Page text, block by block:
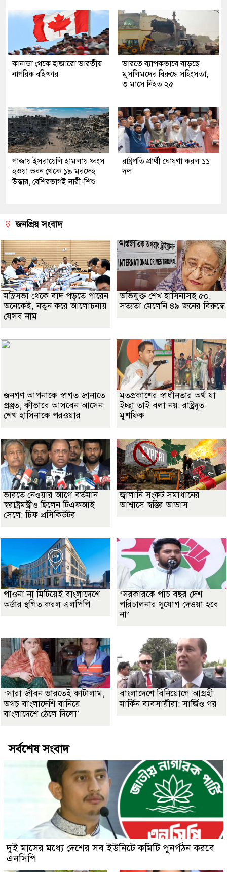
কানাডা থেকে হাজারো ভারতীয়
নাগরিক বহিষ্কার
ভারতে ব্যাপকভাবে বাড়ছে
মুসলিমদের বিরুদ্ধে সহিংসতা,
৩ মাসে নিহত ২৫
গাজায় ইসরায়েলি হামলায় ধ্বংস
হওয়া ভবন থেকে ১৯ মরদেহ
উদ্ধার, বেশিরভাগই নারী-শিশু
রাষ্ট্রপতি প্রার্থী ঘোষণা করল ১১
দল
জনপ্রিয় সংবাদ
মন্ত্রিসভা থেকে বাদ পড়তে পারেন
অনেকেই, নতুন করে আলোচনায়
যেসব নাম
অভিযুক্ত শেখ হাসিনাসহ ৫০,
সত্যতা মেলেনি ৪৯ জনের বিরুদ্ধে
জনগণ আপনাকে স্বাগত জানাতে
প্রস্তুত, কীভাবে আসবেন আসেন:
শেখ হাসিনাকে পরওয়ার
মতপ্রকাশের স্বাধীনতার অর্থ যা
ইচ্ছা তাই বলা নয়: রাষ্ট্রদূত
মুশফিক
ভারতে নেওয়ার আগে বর্তমান
স্বরাষ্ট্রমন্ত্রীও ছিলেন টিএফআই
সেলে: চিফ প্রসিকিউটর
জ্বালানি সংকট সমাধানের
আশ্বাসে স্বস্তির আভাস
পাওনা না মিটিয়েই বাংলাদেশে
অর্ডার স্থগিত করল এলপিপি
‘সরকারকে পাঁচ বছর দেশ
পরিচালনার সুযোগ দেওয়া হবে
না’
‘সারা জীবন ভারতেই কাটালাম,
অথচ বাংলাদেশি বানিয়ে
বাংলাদেশে ঠেলে দিলো’
বাংলাদেশে বিনিয়োগে আগ্রহী
মার্কিন ব্যবসায়ীরা: সার্জিও গর
সর্বশেষ সংবাদ
দুই মাসের মধ্যে দেশের সব ইউনিটে কমিটি পুনর্গঠন করবে
এনসিপি